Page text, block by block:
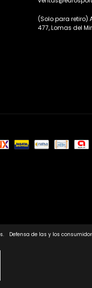
(Solo para retiro)
477, Lomas del
Defensa de las y los